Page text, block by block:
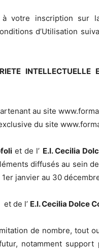
votre inscription sur la
d’Utilisation
INTELLECTUELLE
au site
du site
et de l’ E.I. Cecilia
diffusés au sein
janvier au 30
et de l’ E.I. Cecilia Dolce
de nombre, tout
notamment